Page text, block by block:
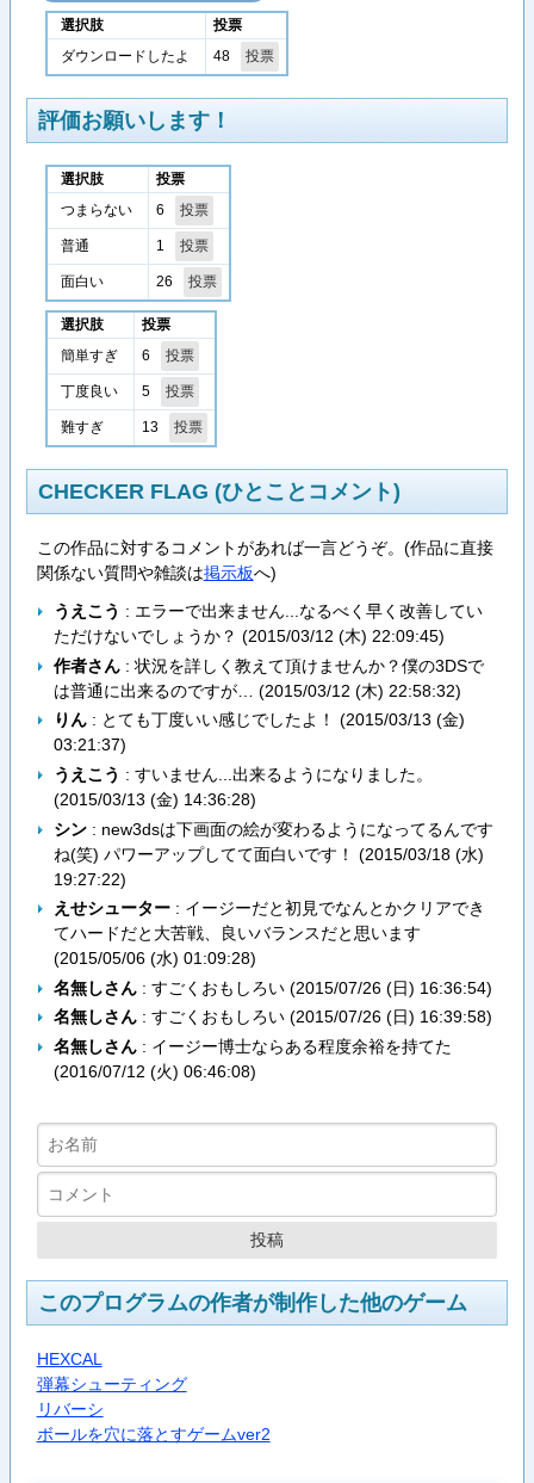
選択肢 投票
ダウンロードしたよ 48
評価お願いします！
選択肢 投票
つまらない 6
普通 1
面白い 26
選択肢 投票
簡単すぎ 6
丁度良い 5
難すぎ 13
CHECKER FLAG (ひとことコメント)
この作品に対するコメントがあれば一言どうぞ。(作品に直接
関係ない質問や雑談は掲示板へ)
うえこう : エラーで出来ません...なるべく早く改善してい
ただけないでしょうか？ (2015/03/12 (木) 22:09:45)
作者さん: 状況を詳しく教えて頂けませんか？僕の3DSで
は普通に出来るのですが… (2015/03/12 (木) 22:58:32)
りん: とても丁度いい感じでしたよ！ (2015/03/13 (金)
03:21:37)
うえこう : すいません...出来るようになりました。
(2015/03/13 (金) 14:36:28)
シン: new3dsは下画面の絵が変わるようになってるんです
ね(笑) パワーアップしてて面白いです！ (2015/03/18 (水)
19:27:22)
えせシューター: イージーだと初見でなんとかクリアでき
てハードだと大苦戦、良いバランスだと思います
(2015/05/06 (水) 01:09:28)
名無しさん: すごくおもしろい (2015/07/26 (日) 16:36:54)
名無しさん: すごくおもしろい (2015/07/26 (日) 16:39:58)
名無しさん: イージー博士ならある程度余裕を持てた
(2016/07/12 (火) 06:46:08)
このプログラムの作者が制作した他のゲーム
HEXCAL
弾幕シューティング
リバーシ
ボールを穴に落とすゲームver2